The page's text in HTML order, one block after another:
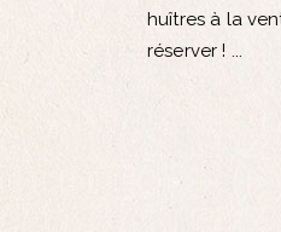
huîtres à la
réserver !